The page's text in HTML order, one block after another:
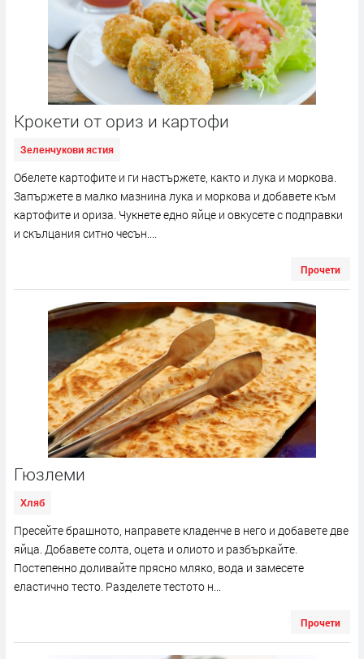
Крокети от ориз и картофи
Зеленчукови ястия
Обелете картофите и ги настържете, както и лука и моркова.
Запържете в малко мазнина лука и моркова и добавете към
картофите и ориза. Чукнете едно яйце и овкусете с подправки
и скълцания ситно чесън....
Прочети
Гюзлеми
Хляб
Пресейте брашното, направете кладенче в него и добавете две
яйца. Добавете солта, оцета и олиото и разбъркайте.
Постепенно доливайте прясно мляко, вода и замесете
еластично тесто. Разделете тестото н...
Прочети